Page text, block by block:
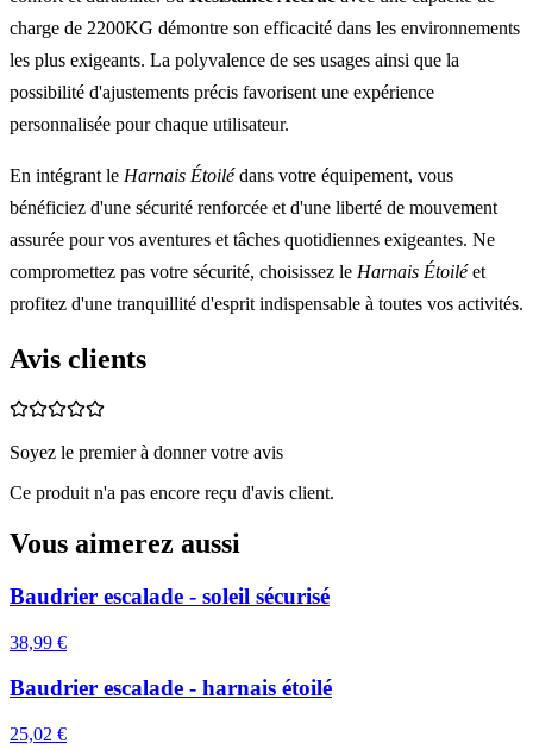
charge de 2200KG démontre son efficacité dans les environnements
les plus exigeants. La polyvalence de ses usages ainsi que la
possibilité d'ajustements précis favorisent une expérience
personnalisée pour chaque utilisateur.
En intégrant le Harnais Étoilédans votre équipement, vous
bénéficiez d'une sécurité renforcée et d'une liberté de mouvement
assurée pour vos aventures et tâches quotidiennes exigeantes. Ne
compromettez pas votre sécurité, choisissez le Harnais Étoiléet
profitez d'une tranquillité d'esprit indispensable à toutes vos activités.
Avis clients
Soyez le premier à donner votre avis
Ce produit n'a pas encore reçu d'avis client.
Vous aimerez aussi
Baudrier escalade - soleil sécurisé
38,99 €
Baudrier escalade - harnais étoilé
25,02 €